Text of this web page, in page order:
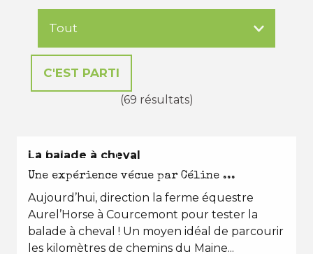
(69 résultats)
EN TOUTES SAISONS
La balade à cheval
Une expérience vécue par Céline ...
Aujourd’hui, direction la ferme équestre
Aurel’Horse à Courcemont pour tester la
balade à cheval ! Un moyen idéal de parcourir
les kilomètres de chemins du Maine...